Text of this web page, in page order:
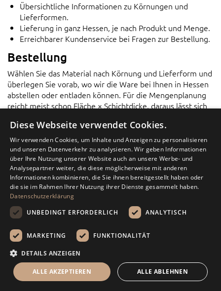
Übersichtliche Informationen zu Körnungen und
Lieferformen.
Lieferung in ganz Hessen, je nach Produkt und Menge.
Erreichbarer Kundenservice bei Fragen zur Bestellung.
Bestellung
Wählen Sie das Material nach Körnung und Lieferform und
überlegen Sie vorab, wo wir die Ware bei Ihnen in Hessen
abstellen oder entladen können. Für die Mengenplanung
reicht meist schon Fläche × Schichtdicke, daraus lässt sich
Jetzt Zierkies und Ziersplitt in
Hessen bestellen
Wenn Sie Zierkies oder Splitt in Hessen bestellen
möchten, aber bei Menge oder Körnung noch unsicher
sind: Nutzen Sie gern unsere Rechenhilfe (Mengentabelle)
oder nehmen Sie Kontakt mit uns auf.
Persönliche Beratung
Wünschen Sie persönliche Beratung oder haben Sie eine
Frage über unsere Produkte?
039292 599878
Diese Webseite verwendet Cookies.
Wir verwenden Cookies, um Inhalte und Anzeigen zu personalisieren
und unseren Datenverkehr zu analysieren. Wir geben Informationen
über Ihre Nutzung unserer Website auch an unsere Werbe- und
Analysepartner weiter, die diese möglicherweise mit anderen
Informationen kombinieren, die Sie ihnen bereitgestellt haben oder
die sie im Rahmen Ihrer Nutzung ihrer Dienste gesammelt haben.
Datenschutzerklärung
UNBEDINGT ERFORDERLICH
ANALYTISCH
MARKETING FUNKTIONALITÄT
DETAILS ANZEIGEN
ALLE AKZEPTIEREN ALLE ABLEHNEN